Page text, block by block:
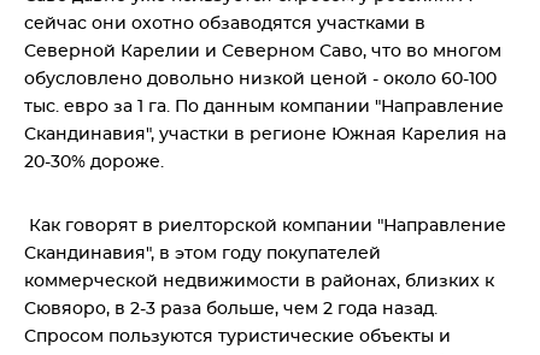
сейчас они охотно обзаводятся участками в
Северной Карелии и Северном Саво, что во многом
обусловлено довольно низкой ценой - около 60-100
тыс. евро за 1 га. По данным компании "Направление
Скандинавия", участки в регионе Южная Карелия на
20-30% дороже.
Как говорят в риелторской компании "Направление
Скандинавия", в этом году покупателей
коммерческой недвижимости в районах, близких к
Сювяоро, в 2-3 раза больше, чем 2 года назад.
Спросом пользуются туристические объекты и